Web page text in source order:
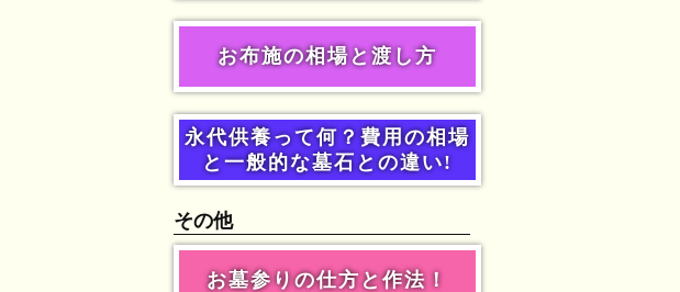
お布施の相場と渡し方
永代供養って何？費用の相場
と一般的な墓石との違い!
その他
お墓参りの仕方と作法！